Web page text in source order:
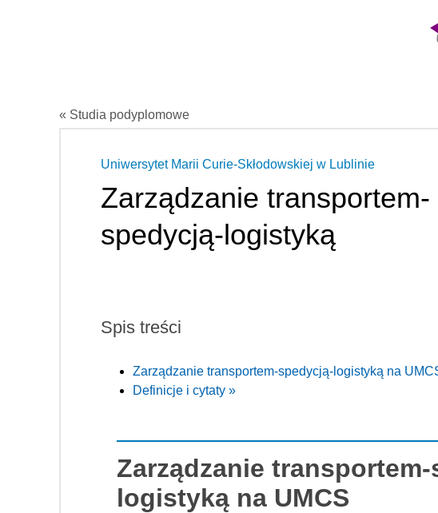
« Studia podyplomowe
Uniwersytet Marii Curie-Skłodowskiej w Lublinie
Zarządzanie transportem-
spedycją-logistyką
Spis treści
Zarządzanie transportem-spedycją-logistyką na
Definicje i cytaty »
Zarządzanie
logistyką na UMCS